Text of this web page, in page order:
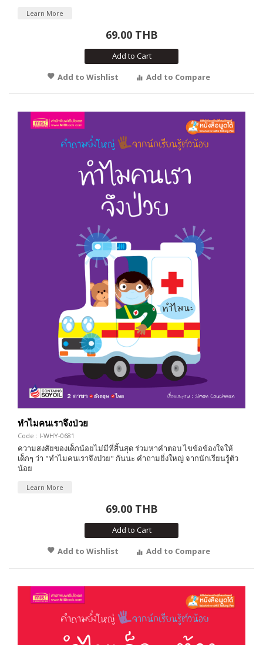
Learn More
69.00 THB
Add to Cart
Add to Wishlist
Add to Compare
ทำไมคนเราจึงป่วย
Code : I-WHY-0681
ความสงสัยของเด็กน้อยไม่มีที่สิ้นสุด ร่วมหาคำตอบ ไขข้อข้องใจให้
เด็กๆ ว่า "ทำไมคนเราจึงป่วย" กันนะ คำถามยิ่งใหญ่ จากนักเรียนรู้ตัว
น้อย
Learn More
69.00 THB
Add to Cart
Add to Wishlist
Add to Compare